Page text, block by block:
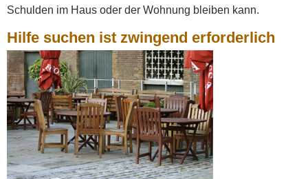
Schulden im Haus oder der Wohnung bleiben kann.
Hilfe suchen ist zwingend erforderlich